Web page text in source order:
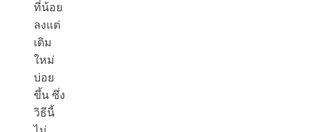
ที่น้อย
ลงแต่
เติม
ใหม่
บ่อย
ขึ้น ซึ่ง
วิธีนี้